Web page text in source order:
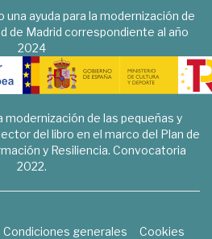
una ayuda para la modernización de
de Madrid correspondiente al año
2024
modernización de las pequeñas y
del libro en el marco del Plan de
y Resiliencia. Convocatoria
2022.
Condiciones generales
Cookies